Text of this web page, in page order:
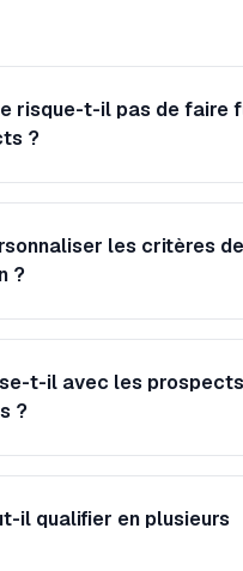
risque-t-il pas de faire
?
les critères de
?
t-il avec les prospects
?
il qualifier en plusieurs